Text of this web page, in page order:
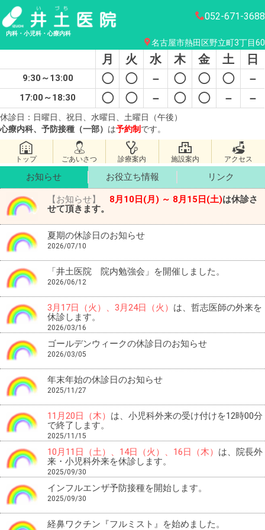
内科・小児科・心療内科
052-671-3688
名古屋市熱田区野立町3丁目60
月 火 水 木 金 土 日
9:30～13:00 ◯ ◯ － ◯ ◯ ◯ －
17:00～18:30 ◯ ◯ － ◯ ◯ － －
休診日：日曜日、祝日、水曜日、土曜日（午後）
心療内科、予防接種（一部） は予約制です。
トップ ごあいさつ 診療案内 施設案内 アクセス
お知らせ お役立ち情報 リンク
【お知らせ】 8月10日(月) ～ 8月15日(土)は休診さ
せて頂きます。
夏期の休診日のお知らせ
2026/07/10
「井土医院 院内勉強会」を開催しました。
2026/06/12
3月17日（火）、3月24日（火） は、哲志医師の外来を
休診します。
2026/03/16
ゴールデンウィークの休診日のお知らせ
2026/03/05
年末年始の休診日のお知らせ
2025/11/27
11月20日（木） は、小児科外来の受け付けを12時00分
で終了します。
2025/11/15
10月11日（土）、14日（火）、16日（木） は、院長外
来・小児科外来を休診します。
2025/09/30
インフルエンザ予防接種を開始します。
2025/09/30
経鼻ワクチン『フルミスト』を始めました。